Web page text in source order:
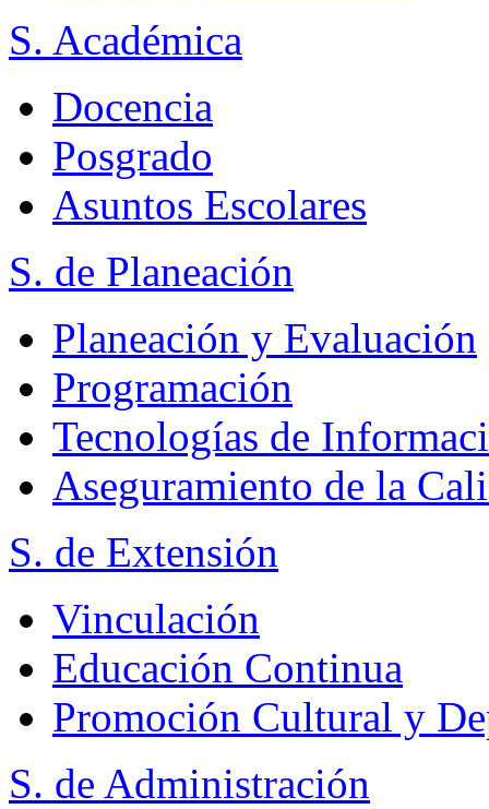
S. Académica
Docencia
Posgrado
Asuntos Escolares
S. de Planeación
Planeación y Evaluación
Programación
Tecnologías de
Aseguramiento de la
S. de Extensión
Vinculación
Educación Continua
Promoción Cultural y
S. de Administración